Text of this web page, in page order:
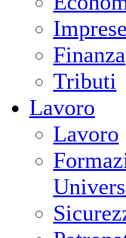
Imprese
Finanza
Tributi
Lavoro
Lavoro